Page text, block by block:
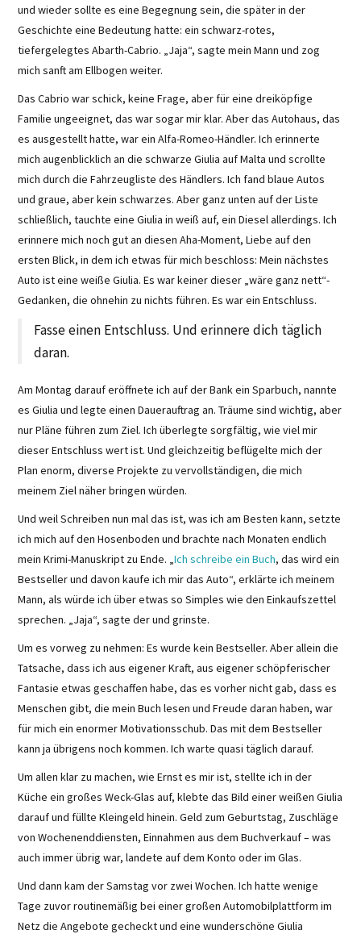
und wieder sollte es eine Begegnung sein, die später in der
Geschichte eine Bedeutung hatte: ein schwarz-rotes,
tiefergelegtes Abarth-Cabrio. „Jaja“, sagte mein Mann und zog
mich sanft am Ellbogen weiter.
Das Cabrio war schick, keine Frage, aber für eine dreiköpfige
Familie ungeeignet, das war sogar mir klar. Aber das Autohaus, das
es ausgestellt hatte, war ein Alfa-Romeo-Händler. Ich erinnerte
mich augenblicklich an die schwarze Giulia auf Malta und scrollte
mich durch die Fahrzeugliste des Händlers. Ich fand blaue Autos
und graue, aber kein schwarzes. Aber ganz unten auf der Liste
schließlich, tauchte eine Giulia in weiß auf, ein Diesel allerdings. Ich
erinnere mich noch gut an diesen Aha-Moment, Liebe auf den
ersten Blick, in dem ich etwas für mich beschloss: Mein nächstes
Auto ist eine weiße Giulia. Es war keiner dieser „wäre ganz nett“-
Gedanken, die ohnehin zu nichts führen. Es war ein Entschluss.
Fasse einen Entschluss. Und erinnere dich täglich
daran.
Am Montag darauf eröffnete ich auf der Bank ein Sparbuch, nannte
es Giulia und legte einen Dauerauftrag an. Träume sind wichtig, aber
nur Pläne führen zum Ziel. Ich überlegte sorgfältig, wie viel mir
dieser Entschluss wert ist. Und gleichzeitig beflügelte mich der
Plan enorm, diverse Projekte zu vervollständigen, die mich
meinem Ziel näher bringen würden.
Und weil Schreiben nun mal das ist, was ich am Besten kann, setzte
ich mich auf den Hosenboden und brachte nach Monaten endlich
mein Krimi-Manuskript zu Ende. „Ich schreibe ein Buch, das wird ein
Bestseller und davon kaufe ich mir das Auto“, erklärte ich meinem
Mann, als würde ich über etwas so Simples wie den Einkaufszettel
sprechen. „Jaja“, sagte der und grinste.
Um es vorweg zu nehmen: Es wurde kein Bestseller. Aber allein die
Tatsache, dass ich aus eigener Kraft, aus eigener schöpferischer
Fantasie etwas geschaffen habe, das es vorher nicht gab, dass es
Menschen gibt, die mein Buch lesen und Freude daran haben, war
für mich ein enormer Motivationsschub. Das mit dem Bestseller
kann ja übrigens noch kommen. Ich warte quasi täglich darauf.
Um allen klar zu machen, wie Ernst es mir ist, stellte ich in der
Küche ein großes Weck-Glas auf, klebte das Bild einer weißen Giulia
darauf und füllte Kleingeld hinein. Geld zum Geburtstag, Zuschläge
von Wochenenddiensten, Einnahmen aus dem Buchverkauf – was
auch immer übrig war, landete auf dem Konto oder im Glas.
Und dann kam der Samstag vor zwei Wochen. Ich hatte wenige
Tage zuvor routinemäßig bei einer großen Automobilplattform im
Netz die Angebote gecheckt und eine wunderschöne Giulia